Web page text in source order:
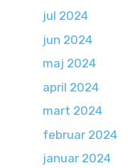
jul 2024
jun 2024
maj 2024
april 2024
mart 2024
februar 2024
januar 2024